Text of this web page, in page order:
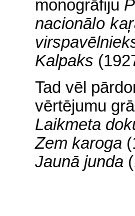
monogrāfiju
nacionālo kaŗ
Kalpaks
Tad vēl
vērtējumu
Laikmeta
Zem karoga
Jaunā junda